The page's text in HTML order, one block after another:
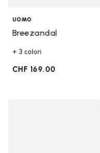
UOMO
Breezandal
+ 3 colori
CHF 169.00